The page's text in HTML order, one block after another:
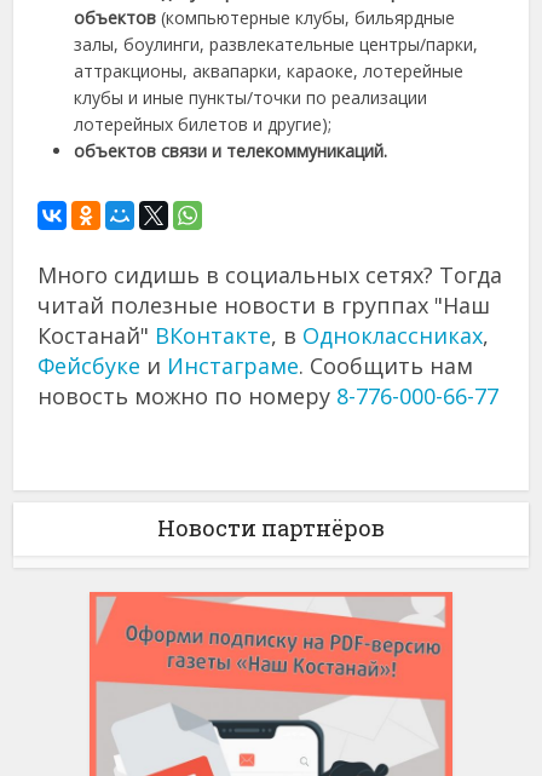
объектов (компьютерные клубы, бильярдные
залы, боулинги, развлекательные центры/парки,
аттракционы, аквапарки, караоке, лотерейные
клубы и иные пункты/точки по реализации
лотерейных билетов и другие);
объектов связи и телекоммуникаций.
Много сидишь в социальных сетях? Тогда
читай полезные новости в группах "Наш
Костанай" ВКонтакте, в Одноклассниках,
Фейсбуке и Инстаграме. Сообщить нам
новость можно по номеру 8-776-000-66-77
Новости партнёров